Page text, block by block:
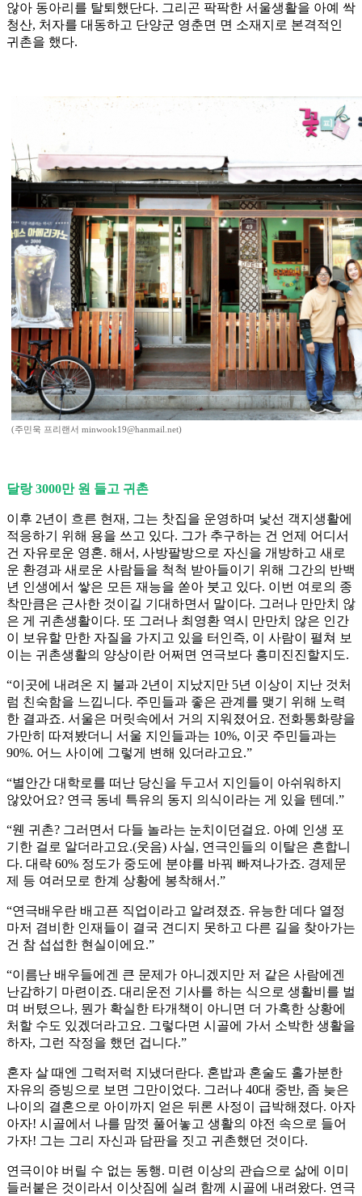
않아 동아리를 탈퇴했단다. 그리곤 팍팍한 서울생활을 아예 싹
청산, 처자를 대동하고 단양군 영춘면 면 소재지로 본격적인
귀촌을 했다.
(주민욱 프리랜서 minwook19@hanmail.net)
달랑 3000만 원 들고 귀촌
이후 2년이 흐른 현재, 그는 찻집을 운영하며 낯선 객지생활에
적응하기 위해 용을 쓰고 있다. 그가 추구하는 건 언제 어디서
건 자유로운 영혼. 해서, 사방팔방으로 자신을 개방하고 새로
운 환경과 새로운 사람들을 척척 받아들이기 위해 그간의 반백
년 인생에서 쌓은 모든 재능을 쏟아 붓고 있다. 이번 여로의 종
착만큼은 근사한 것이길 기대하면서 말이다. 그러나 만만치 않
은 게 귀촌생활이다. 또 그러나 최영환 역시 만만치 않은 인간
이 보유할 만한 자질을 가지고 있을 터인즉, 이 사람이 펼쳐 보
이는 귀촌생활의 양상이란 어쩌면 연극보다 흥미진진할지도.
“이곳에 내려온 지 불과 2년이 지났지만 5년 이상이 지난 것처
럼 친숙함을 느낍니다. 주민들과 좋은 관계를 맺기 위해 노력
한 결과죠. 서울은 머릿속에서 거의 지워졌어요. 전화통화량을
가만히 따져봤더니 서울 지인들과는 10%, 이곳 주민들과는
90%. 어느 사이에 그렇게 변해 있더라고요.”
“별안간 대학로를 떠난 당신을 두고서 지인들이 아쉬워하지
않았어요? 연극 동네 특유의 동지 의식이라는 게 있을 텐데.”
“웬 귀촌? 그러면서 다들 놀라는 눈치이던걸요. 아예 인생 포
기한 걸로 알더라고요.(웃음) 사실, 연극인들의 이탈은 흔합니
다. 대략 60% 정도가 중도에 분야를 바꿔 빠져나가죠. 경제문
제 등 여러모로 한계 상황에 봉착해서.”
“연극배우란 배고픈 직업이라고 알려졌죠. 유능한 데다 열정
마저 겸비한 인재들이 결국 견디지 못하고 다른 길을 찾아가는
건 참 섭섭한 현실이에요.”
“이름난 배우들에겐 큰 문제가 아니겠지만 저 같은 사람에겐
난감하기 마련이죠. 대리운전 기사를 하는 식으로 생활비를 벌
며 버텼으나, 뭔가 확실한 타개책이 아니면 더 가혹한 상황에
처할 수도 있겠더라고요. 그렇다면 시골에 가서 소박한 생활을
하자, 그런 작정을 했던 겁니다.”
혼자 살 때엔 그럭저럭 지냈더란다. 혼밥과 혼술도 홀가분한
자유의 증빙으로 보면 그만이었다. 그러나 40대 중반, 좀 늦은
나이의 결혼으로 아이까지 얻은 뒤론 사정이 급박해졌다. 아자
아자! 시골에서 나를 맘껏 풀어놓고 생활의 야전 속으로 들어
가자! 그는 그리 자신과 담판을 짓고 귀촌했던 것이다.
연극이야 버릴 수 없는 동행. 미련 이상의 관습으로 삶에 이미
들러붙은 것이라서 이삿짐에 실려 함께 시골에 내려왔다. 연극